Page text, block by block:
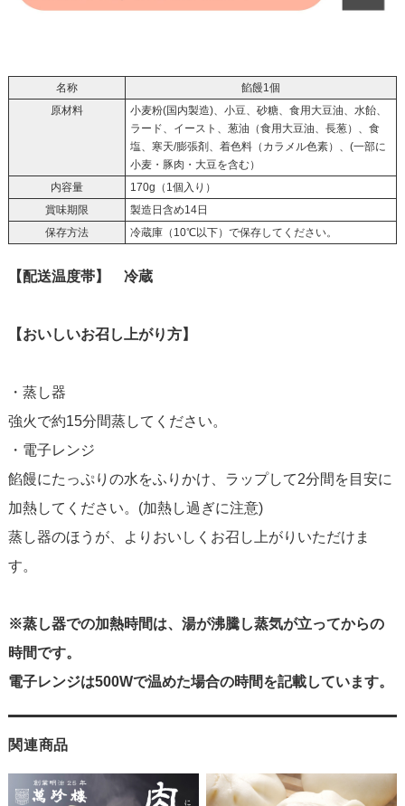
名称
餡饅1個
原材料
小麦粉(国内製造)、小豆、砂糖、食用大豆油、水飴、
ラード、イースト、葱油（食用大豆油、長葱）、食
塩、寒天/膨張剤、着色料（カラメル色素）、(一部に
小麦・豚肉・大豆を含む）
内容量
170g（1個入り）
賞味期限
製造日含め14日
保存方法
冷蔵庫（10℃以下）で保存してください。
【配送温度帯】 冷蔵
【おいしいお召し上がり方】
・蒸し器
強火で約15分間蒸してください。
・電子レンジ
餡饅にたっぷりの水をふりかけ、ラップして2分間を目安に
加熱してください。(加熱し過ぎに注意)
蒸し器のほうが、よりおいしくお召し上がりいただけま
す。
※蒸し器での加熱時間は、湯が沸騰し蒸気が立ってからの
時間です。
電子レンジは500Wで温めた場合の時間を記載しています。
関連商品